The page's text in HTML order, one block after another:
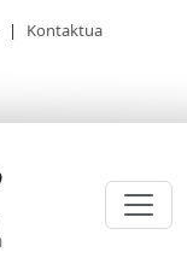
| Kontaktua